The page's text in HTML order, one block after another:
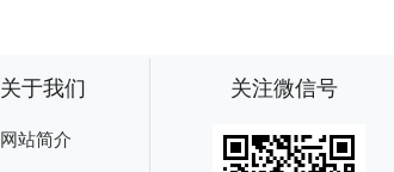
关于我们
网站简介
关注微信号